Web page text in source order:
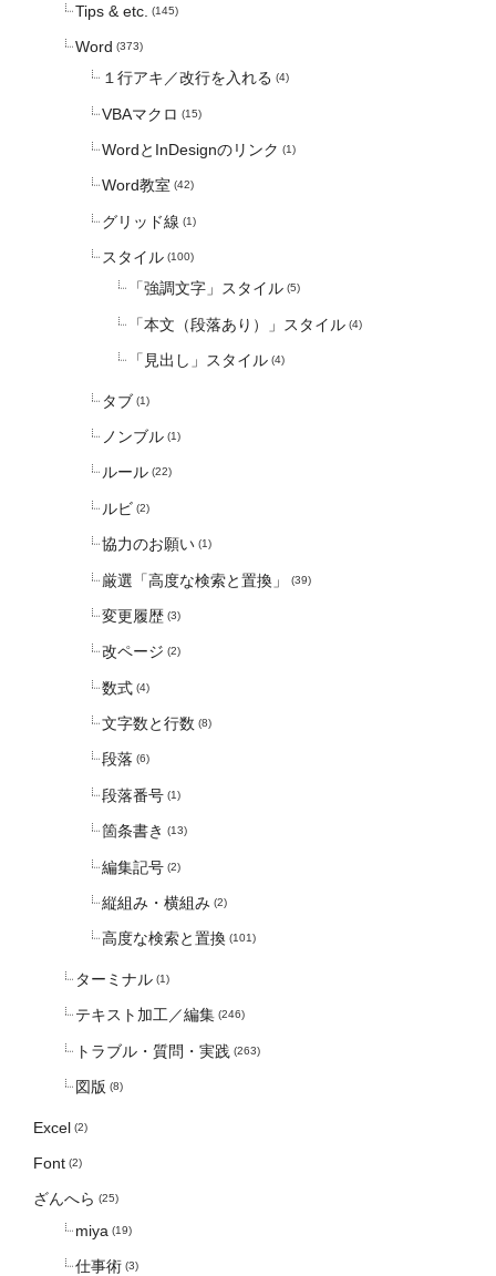
Tips & etc. (145)
Word (373)
１行アキ／改行を入れる (4)
VBAマクロ (15)
WordとInDesignのリンク (1)
Word教室 (42)
グリッド線 (1)
スタイル (100)
「強調文字」スタイル (5)
「本文（段落あり）」スタイル (4)
「見出し」スタイル (4)
タブ (1)
ノンブル (1)
ルール (22)
ルビ (2)
協力のお願い (1)
厳選「高度な検索と置換」 (39)
変更履歴 (3)
改ページ (2)
数式 (4)
文字数と行数 (8)
段落 (6)
段落番号 (1)
箇条書き (13)
編集記号 (2)
縦組み・横組み (2)
高度な検索と置換 (101)
ターミナル (1)
テキスト加工／編集 (246)
トラブル・質問・実践 (263)
図版 (8)
Excel (2)
Font (2)
ざんへら (25)
miya (19)
仕事術 (3)